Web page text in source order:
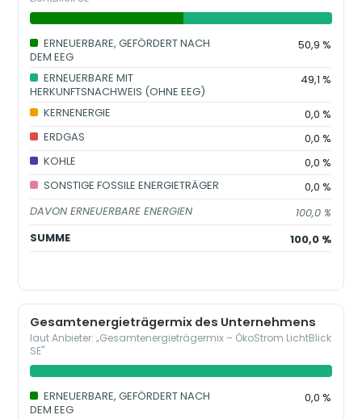
ERNEUERBARE, GEFÖRDERT NACH
DEM EEG
50,9 %
ERNEUERBARE MIT
HERKUNFTSNACHWEIS (OHNE EEG)
49,1 %
KERNENERGIE
0,0 %
ERDGAS
0,0 %
KOHLE
0,0 %
SONSTIGE FOSSILE ENERGIETRÄGER
0,0 %
DAVON ERNEUERBARE ENERGIEN
100,0 %
SUMME
100,0 %
Gesamtenergieträgermix des Unternehmens
laut Anbieter: „Gesamtenergieträgermix – ÖkoStrom LichtBlick
SE"
ERNEUERBARE, GEFÖRDERT NACH
DEM EEG
0,0 %